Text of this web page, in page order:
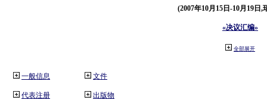
(2007年10月15日-10月19日,
«决议汇编»
全部展开
一般信息
代表注册
文件
出版物